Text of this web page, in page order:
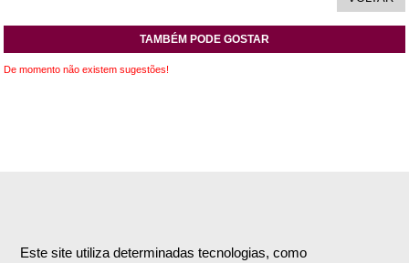
Este site utiliza determinadas tecnologias, como
TAMBÉM PODE GOSTAR
De momento não existem sugestões!
Empresa
Encomendas & Pagamentos